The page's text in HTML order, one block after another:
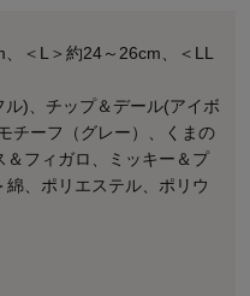
＜L＞約24～26cm、＜LL
)、チップ＆デール(アイボ
チーフ（グレー）、くまの
＆フィガロ、ミッキー＆プ
、ポリエステル、ポリウ